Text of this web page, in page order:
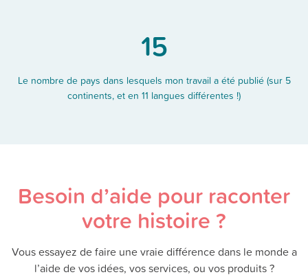
15
Le nombre de pays dans lesquels mon travail a été publié (sur 5
continents, et en 11 langues différentes !)
Besoin d’aide pour raconter
votre histoire ?
Vous essayez de faire une vraie différence dans le monde a
l’aide de vos idées, vos services, ou vos produits ?